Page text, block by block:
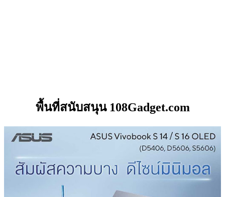
พื้นที่สนับสนุน 108Gadget.com